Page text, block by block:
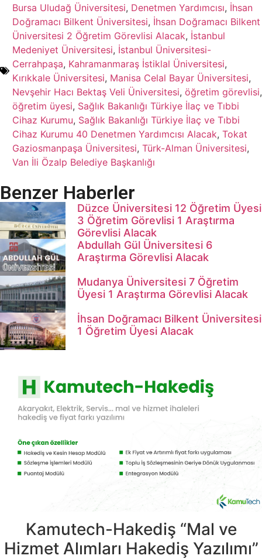
Bursa Uludağ Üniversitesi, Denetmen Yardımcısı, İhsan
Doğramacı Bilkent Üniversitesi, İhsan Doğramacı Bilkent
Üniversitesi 2 Öğretim Görevlisi Alacak, İstanbul
Medeniyet Üniversitesi, İstanbul Üniversitesi-
Cerrahpaşa, Kahramanmaraş İstiklal Üniversitesi,
Kırıkkale Üniversitesi, Manisa Celal Bayar Üniversitesi,
Nevşehir Hacı Bektaş Veli Üniversitesi, öğretim görevlisi,
öğretim üyesi, Sağlık Bakanlığı Türkiye İlaç ve Tıbbi
Cihaz Kurumu, Sağlık Bakanlığı Türkiye İlaç ve Tıbbi
Cihaz Kurumu 40 Denetmen Yardımcısı Alacak, Tokat
Gaziosmanpaşa Üniversitesi, Türk-Alman Üniversitesi,
Van İli Özalp Belediye Başkanlığı
Benzer Haberler
Düzce Üniversitesi 12 Öğretim Üyesi
3 Öğretim Görevlisi 1 Araştırma
Görevlisi Alacak
Abdullah Gül Üniversitesi 6
Araştırma Görevlisi Alacak
Mudanya Üniversitesi 7 Öğretim
Üyesi 1 Araştırma Görevlisi Alacak
İhsan Doğramacı Bilkent Üniversitesi
1 Öğretim Üyesi Alacak
Kamutech-Hakediş “Mal ve
Hizmet Alımları Hakediş Yazılımı”